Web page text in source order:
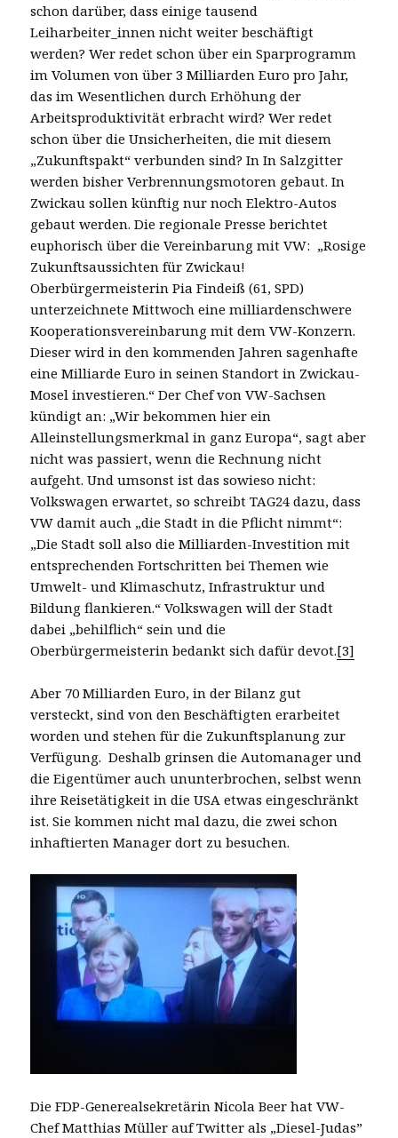
schon darüber, dass einige tausend
Leiharbeiter_innen nicht weiter beschäftigt
werden? Wer redet schon über ein Sparprogramm
im Volumen von über 3 Milliarden Euro pro Jahr,
das im Wesentlichen durch Erhöhung der
Arbeitsproduktivität erbracht wird? Wer redet
schon über die Unsicherheiten, die mit diesem
„Zukunftspakt“ verbunden sind? In In Salzgitter
werden bisher Verbrennungsmotoren gebaut. In
Zwickau sollen künftig nur noch Elektro-Autos
gebaut werden. Die regionale Presse berichtet
euphorisch über die Vereinbarung mit VW: „Rosige
Zukunftsaussichten für Zwickau!
Oberbürgermeisterin Pia Findeiß (61, SPD)
unterzeichnete Mittwoch eine milliardenschwere
Kooperationsvereinbarung mit dem VW-Konzern.
Dieser wird in den kommenden Jahren sagenhafte
eine Milliarde Euro in seinen Standort in Zwickau-
Mosel investieren.“ Der Chef von VW-Sachsen
kündigt an: „Wir bekommen hier ein
Alleinstellungsmerkmal in ganz Europa“, sagt aber
nicht was passiert, wenn die Rechnung nicht
aufgeht. Und umsonst ist das sowieso nicht:
Volkswagen erwartet, so schreibt TAG24 dazu, dass
VW damit auch „die Stadt in die Pflicht nimmt“:
„Die Stadt soll also die Milliarden-Investition mit
entsprechenden Fortschritten bei Themen wie
Umwelt- und Klimaschutz, Infrastruktur und
Bildung flankieren.“ Volkswagen will der Stadt
dabei „behilflich“ sein und die
Oberbürgermeisterin bedankt sich dafür devot.[3]
Aber 70 Milliarden Euro, in der Bilanz gut
versteckt, sind von den Beschäftigten erarbeitet
worden und stehen für die Zukunftsplanung zur
Verfügung. Deshalb grinsen die Automanager und
die Eigentümer auch ununterbrochen, selbst wenn
ihre Reisetätigkeit in die USA etwas eingeschränkt
ist. Sie kommen nicht mal dazu, die zwei schon
inhaftierten Manager dort zu besuchen.
Die FDP-Generealsekretärin Nicola Beer hat VW-
Chef Matthias Müller auf Twitter als „Diesel-Judas”